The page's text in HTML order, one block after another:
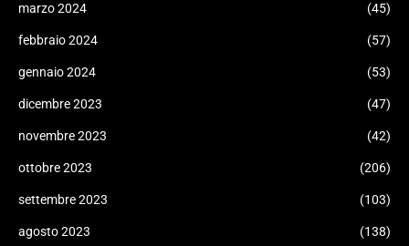
marzo 2024 (45)
febbraio 2024 (57)
gennaio 2024 (53)
dicembre 2023 (47)
novembre 2023 (42)
ottobre 2023 (206)
settembre 2023 (103)
agosto 2023 (138)